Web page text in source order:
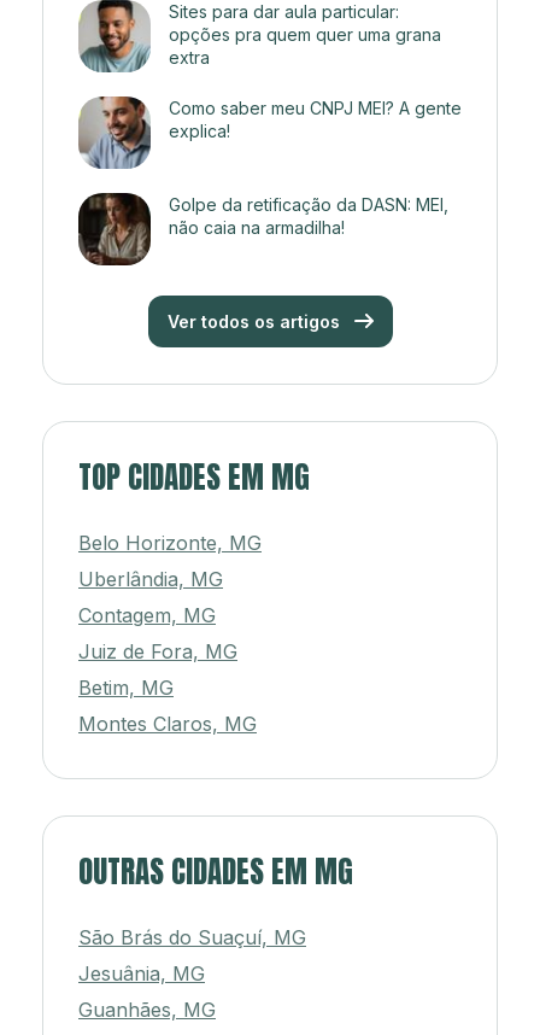
Sites para dar aula particular:
opções pra quem quer uma grana
extra
Como saber meu CNPJ MEI? A gente
explica!
Golpe da retificação da DASN: MEI,
não caia na armadilha!
Ver todos os artigos
TOP CIDADES EM MG
Belo Horizonte, MG
Uberlândia, MG
Contagem, MG
Juiz de Fora, MG
Betim, MG
Montes Claros, MG
OUTRAS CIDADES EM MG
São Brás do Suaçuí, MG
Jesuânia, MG
Guanhães, MG